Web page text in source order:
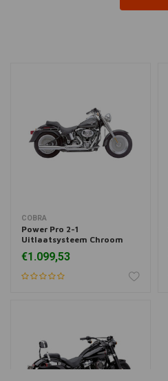
COBRA
Power Pro 2-1
Uitlaatsysteem Chroom
€1.099,53